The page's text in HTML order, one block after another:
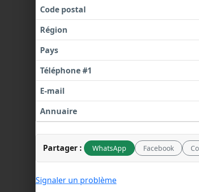
Code postal
Région
Pays
Téléphone #1
E-mail
Annuaire
Partager : WhatsApp Facebook
Signaler un problème